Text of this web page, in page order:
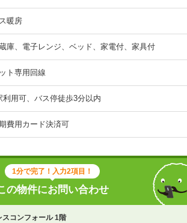
暖房
庫、電子レンジ、ベッド、家電付、家具付
ト専用回線
利用可、バス停徒歩3分以内
費用カード決済可
1分で完了！入力2項目！
の物件にお問い合わせ
スコンフォール 1階